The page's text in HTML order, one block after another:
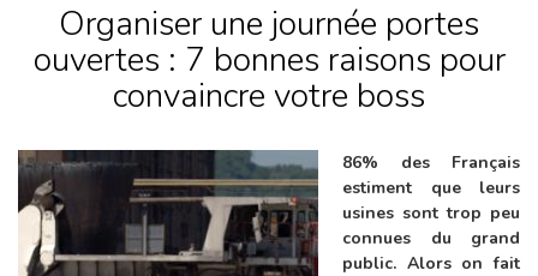
Organiser une journée portes
ouvertes : 7 bonnes raisons pour
convaincre votre boss
86% des Français
estiment que leurs
usines sont trop peu
connues du grand
public. Alors on fait